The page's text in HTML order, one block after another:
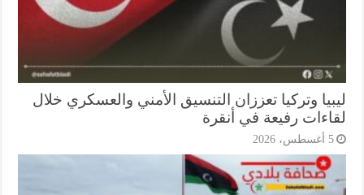
وتركيا تعززان التنسيق الأمني والعسكري خلال
رفيعة في أنقرة